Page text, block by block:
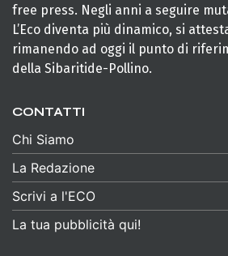
free press. Negli anni a seguire
L’Eco diventa più dinamico, si
rimanendo ad oggi il punto di
della Sibaritide-Pollino.
CONTATTI
Chi Siamo
La Redazione
Scrivi a l'ECO
La tua pubblicità qui!